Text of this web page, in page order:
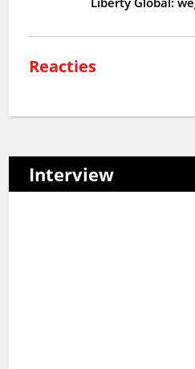
Reacties
Interview